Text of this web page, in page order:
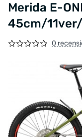
Merida E-
45cm/
0